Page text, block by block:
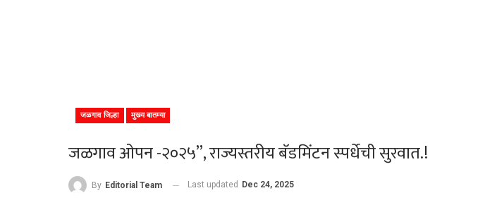
जळगाव जिल्हा मुख्य बातम्या
जळगाव ओपन -२०२५”, राज्यस्तरीय बॅडमिंटन स्पर्धेची सुरवात.!
By Editorial Team Last updated Dec 24, 2025